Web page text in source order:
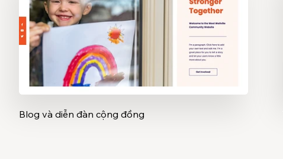
Blog và diễn đàn cộng đồng